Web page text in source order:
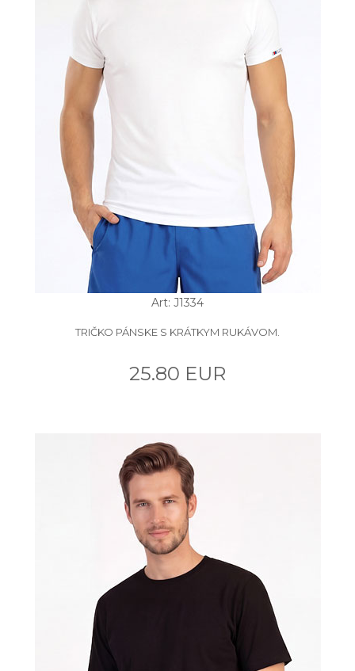
Art: J1334
TRIČKO PÁNSKE S KRÁTKYM RUKÁVOM.
25.80 EUR